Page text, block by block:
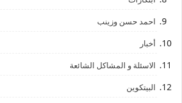
احمد حسن وزينب
أخبار
الاسئلة و المشاكل الشائعة
البيتكوين